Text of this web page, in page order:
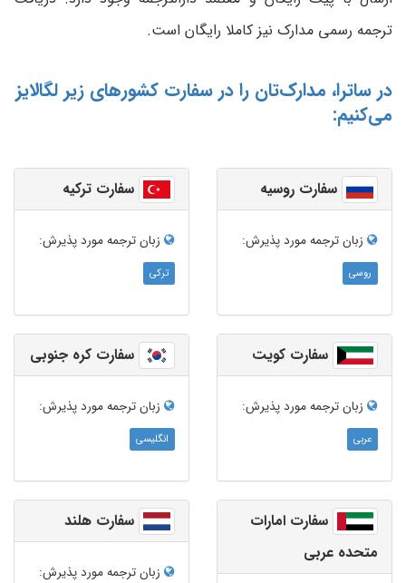
ترجمه رسمی مدارک نیز کاملا رایگان است.
در ساترا، مدارک‌تان را در سفارت کشورهای زیر لگالایز
می‌کنیم:
سفارت روسیه
زبان ترجمه‌ مورد پذیرش:
روسی
سفارت ترکیه
زبان ترجمه‌ مورد پذیرش:
ترکی
سفارت کویت
زبان ترجمه‌ مورد پذیرش:
عربی
سفارت کره جنوبی
زبان ترجمه‌ مورد پذیرش:
انگلیسی
سفارت امارات
متحده عربی
سفارت هلند
زبان ترجمه‌ مورد پذیرش: